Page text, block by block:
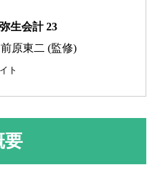
生会計 23
原東二 (監修)
ト
要